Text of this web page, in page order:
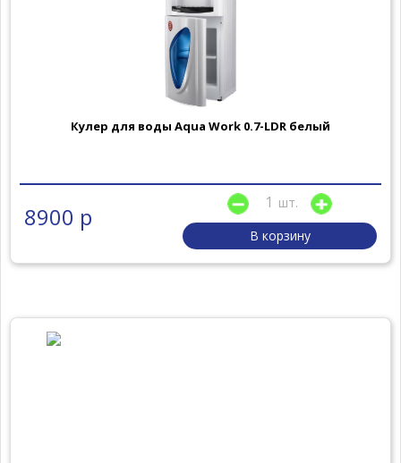
Кулер для воды Aqua Work 0.7-LDR белый
8900 р
шт.
В корзину